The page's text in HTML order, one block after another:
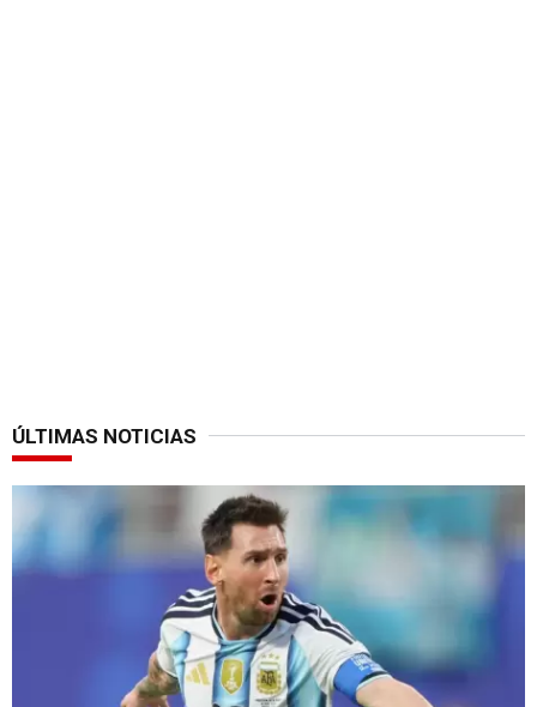
ÚLTIMAS NOTICIAS